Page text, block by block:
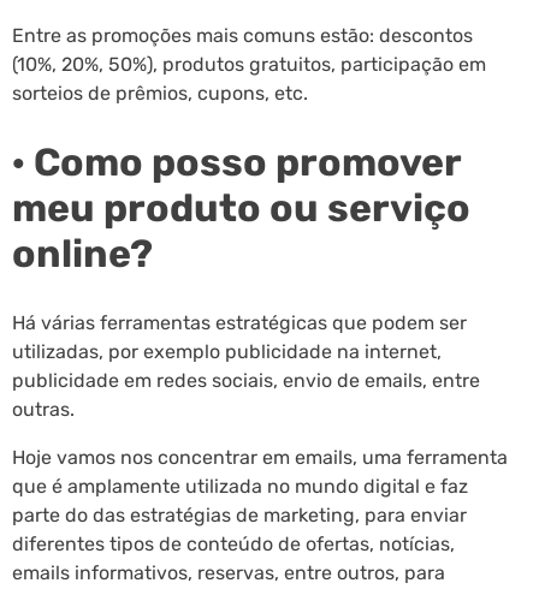
Entre as promoções mais comuns estão: descontos
(10%, 20%, 50%), produtos gratuitos, participação em
sorteios de prêmios, cupons, etc.
· Como posso promover
meu produto ou serviço
online?
Há várias ferramentas estratégicas que podem ser
utilizadas, por exemplo publicidade na internet,
publicidade em redes sociais, envio de emails, entre
outras.
Hoje vamos nos concentrar em emails, uma ferramenta
que é amplamente utilizada no mundo digital e faz
parte do das estratégias de marketing, para enviar
diferentes tipos de conteúdo de ofertas, notícias,
emails informativos, reservas, entre outros, para